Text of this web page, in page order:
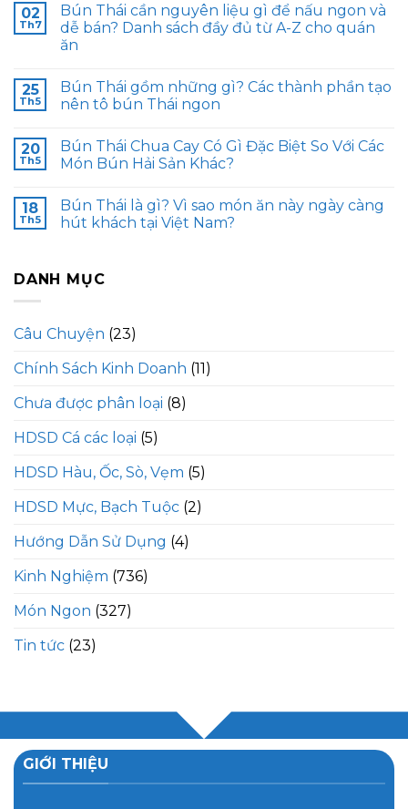
02
Th7
Bún Thái cần nguyên liệu gì để nấu ngon và
dễ bán? Danh sách đầy đủ từ A-Z cho quán
ăn
25
Th5
Bún Thái gồm những gì? Các thành phần tạo
nên tô bún Thái ngon
20
Th5
Bún Thái Chua Cay Có Gì Đặc Biệt So Với Các
Món Bún Hải Sản Khác?
18
Th5
Bún Thái là gì? Vì sao món ăn này ngày càng
hút khách tại Việt Nam?
DANH MỤC
Câu Chuyện (23)
Chính Sách Kinh Doanh (11)
Chưa được phân loại (8)
HDSD Cá các loại (5)
HDSD Hàu, Ốc, Sò, Vẹm (5)
HDSD Mực, Bạch Tuộc (2)
Hướng Dẫn Sử Dụng (4)
Kinh Nghiệm (736)
Món Ngon (327)
Tin tức (23)
GIỚI THIỆU